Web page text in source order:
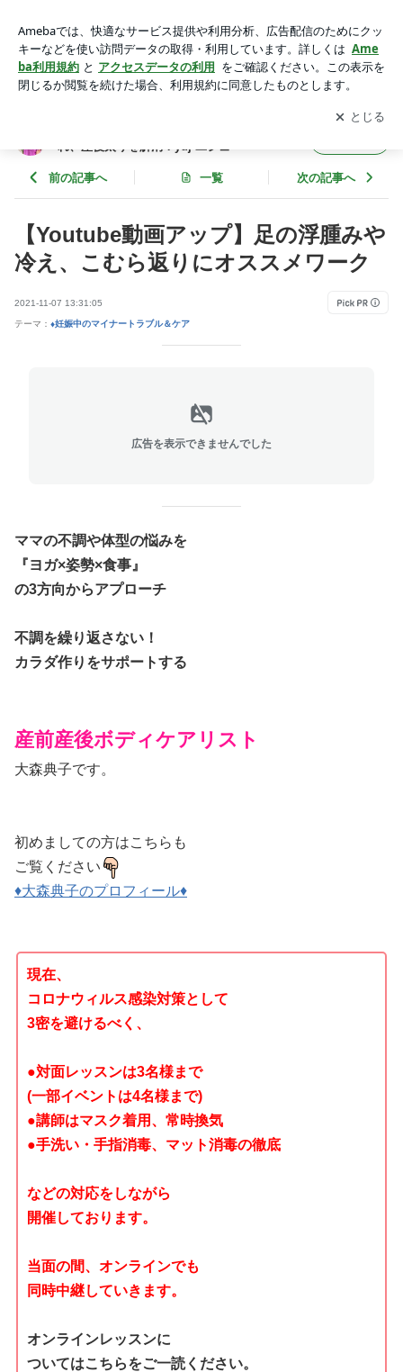
スメワーク | 相模原 整体＆ヨガ 肩こり、腰痛、尿漏れ、産
後太りを解消！yuj-ユジュ-
アプリをダウンロードして ブログの更新通知
を受け取りまし
ょう。
開く
れ、産後太りを解消！yuj-ユジュ-
前の記事へ 一覧 次の記事へ
【Youtube動画アップ】足の浮腫みや
冷え、こむら返りにオススメワーク
2021-11-07 13:31:05
テーマ： ♦妊娠中のマイナートラブル＆ケア
広告を表示できませんでした
ママの不調や体型の悩みを
『ヨガ×姿勢×食事』
の3方向からアプローチ
不調を繰り返さない！
カラダ作りをサポートする
産前産後ボディケアリスト
大森典子です。
初めましての方はこちらも
ご覧ください
♦大森典子のプロフィール♦
現在、
コロナウィルス感染対策として
3密を避けるべく、
●対面レッスンは3名様まで
(一部イベントは4名様まで)
●講師はマスク着用、常時換気
●手洗い・手指消毒、マット消毒の徹底
などの対応をしながら
開催しております。
当面の間、オンラインでも
同時中継していきます。
オンラインレッスンに
ついてはこちらをご一読ください。